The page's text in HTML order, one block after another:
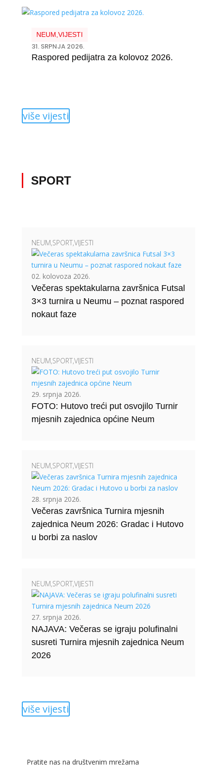
NEUM VIJESTI
31. SRPNJA 2026.
Raspored pedijatra za kolovoz 2026.
više vijesti
SPORT
NEUM,SPORT,VIJESTI
02. kolovoza 2026.
Večeras spektakularna završnica Futsal
3×3 turnira u Neumu – poznat raspored
nokaut faze
NEUM,SPORT,VIJESTI
29. srpnja 2026.
FOTO: Hutovo treći put osvojilo Turnir
mjesnih zajednica općine Neum
NEUM,SPORT,VIJESTI
28. srpnja 2026.
Večeras završnica Turnira mjesnih
zajednica Neum 2026: Gradac i Hutovo
u borbi za naslov
NEUM,SPORT,VIJESTI
27. srpnja 2026.
NAJAVA: Večeras se igraju polufinalni
susreti Turnira mjesnih zajednica Neum
2026
više vijesti
Pratite nas na društvenim mrežama